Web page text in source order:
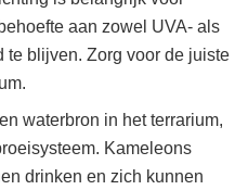
aan zowel UVA- als
te blijven. Zorg voor de juiste
waterbron in het terrarium,
Kameleons
drinken en zich kunnen